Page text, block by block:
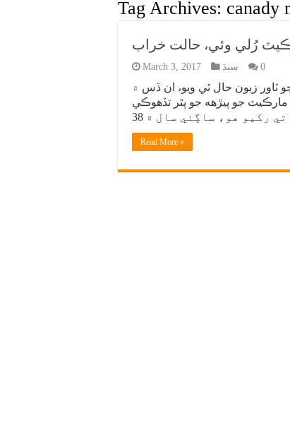
Tag Archives: canady
رُلي وئي، حالت خراب
March 3, 2017 سنڌ 0
ٽاور زبون حال ٿي ويو، ان ڏس ۾
جو پيڙهه جو پٿر تڏهوڪي
Read More »